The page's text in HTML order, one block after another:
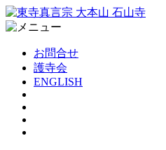
お問合せ
護寺会
ENGLISH